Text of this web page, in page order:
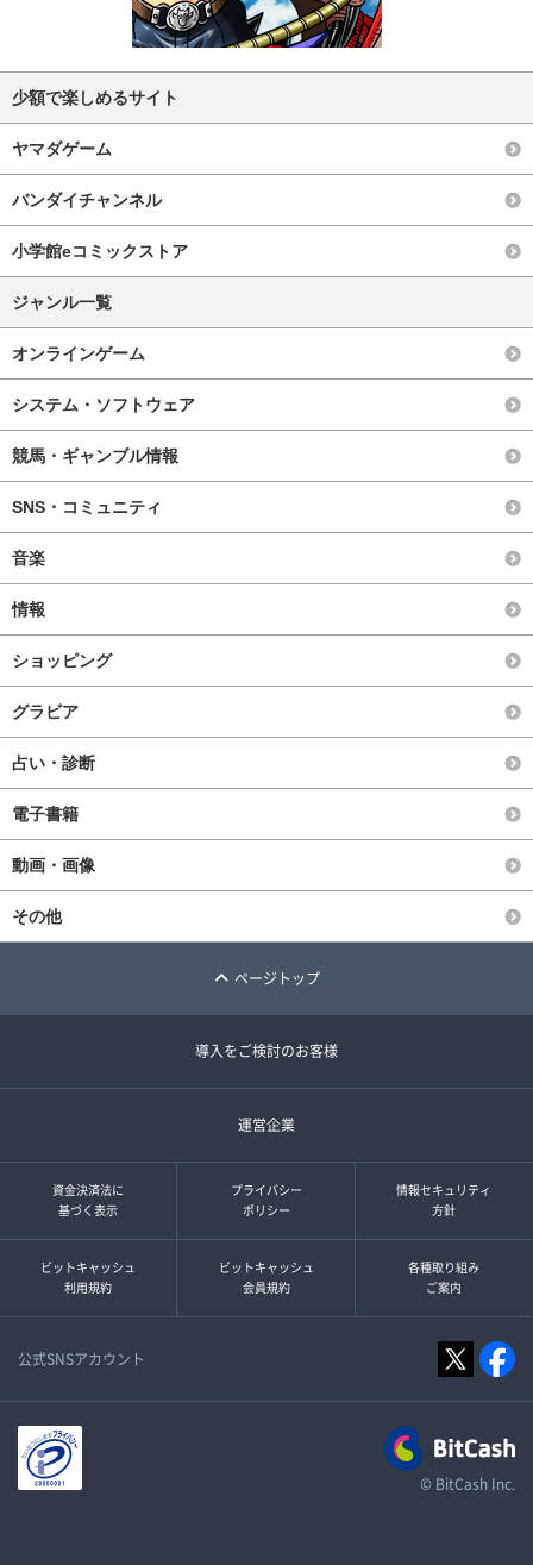
少額で楽しめるサイト
ヤマダゲーム
バンダイチャンネル
小学館eコミックストア
ジャンル一覧
オンラインゲーム
システム・ソフトウェア
競馬・ギャンブル情報
SNS・コミュニティ
音楽
情報
ショッピング
グラビア
占い・診断
電子書籍
動画・画像
その他
ページトップ
導入をご検討のお客様
運営企業
資金決済法に
基づく表示
プライバシー
ポリシー
情報セキュリティ
方針
ビットキャッシュ
利用規約
ビットキャッシュ
会員規約
各種取り組み
ご案内
公式SNSアカウント
© BitCash Inc.